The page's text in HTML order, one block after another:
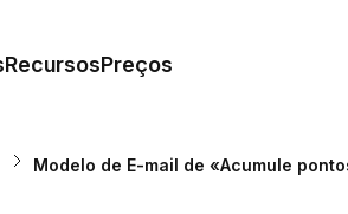
RecursosPreços
Modelo de E-mail de «Acumule